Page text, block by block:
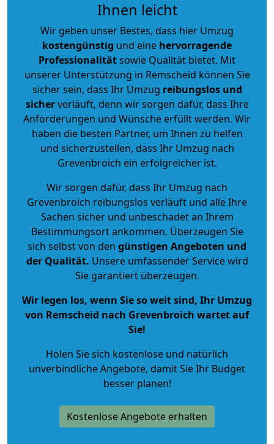
Ihnen leicht
Wir geben unser Bestes, dass hier Umzug
kostengünstig und eine hervorragende
Professionalitätsowie Qualität bietet. Mit
unserer Unterstützung in Remscheid können Sie
sicher sein, dass Ihr Umzug reibungslos und
sicherverläuft, denn wir sorgen dafür, dass Ihre
Anforderungen und Wünsche erfüllt werden. Wir
haben die besten Partner, um Ihnen zu helfen
und sicherzustellen, dass Ihr Umzug nach
Grevenbroich ein erfolgreicher ist.
Wir sorgen dafür, dass Ihr Umzug nach
Grevenbroich reibungslos verläuft und alle Ihre
Sachen sicher und unbeschadet an Ihrem
Bestimmungsort ankommen. Überzeugen Sie
sich selbst von den günstigen Angeboten und
der Qualität. Unsere umfassender Service wird
Sie garantiert überzeugen.
Wir legen los, wenn Sie so weit sind, Ihr Umzug
von Remscheid nach Grevenbroich wartet auf
Sie!
Holen Sie sich kostenlose und natürlich
unverbindliche Angebote, damit Sie Ihr Budget
besser planen!
Kostenlose Angebote erhalten